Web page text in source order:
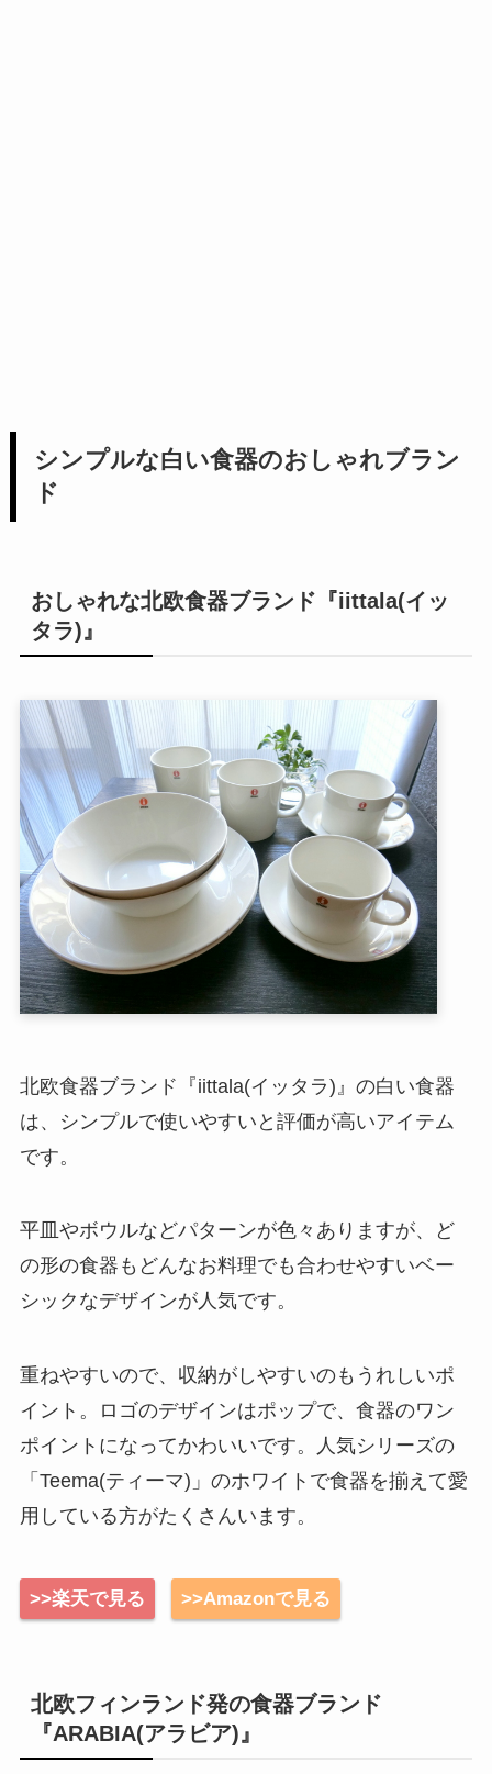
シンプルな白い食器のおしゃれブラン
ド
おしゃれな北欧食器ブランド『iittala(イッ
タラ)』
北欧食器ブランド『iittala(イッタラ)』の白い食器
は、シンプルで使いやすいと評価が高いアイテム
です。
平皿やボウルなどパターンが色々ありますが、ど
の形の食器もどんなお料理でも合わせやすいベー
シックなデザインが人気です。
重ねやすいので、収納がしやすいのもうれしいポ
イント。ロゴのデザインはポップで、食器のワン
ポイントになってかわいいです。人気シリーズの
「Teema(ティーマ)」のホワイトで食器を揃えて愛
用している方がたくさんいます。
>>楽天で見る >>Amazonで見る
北欧フィンランド発の食器ブランド
『ARABIA(アラビア)』